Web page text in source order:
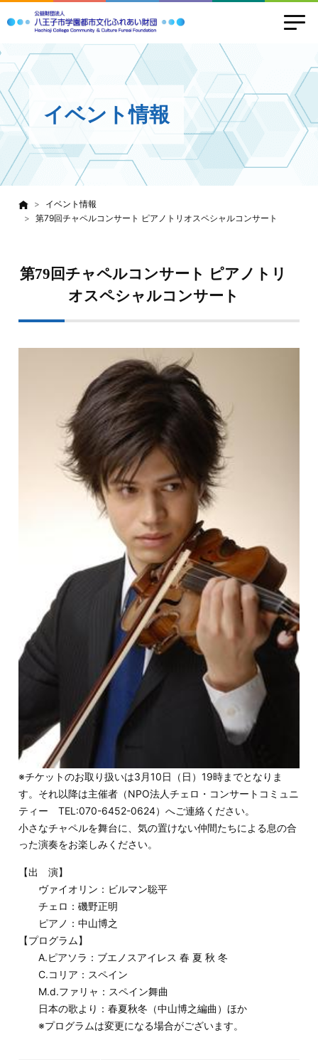
イベント情報
イベント情報
第79回チャペルコンサート ピアノトリオスペシャルコンサート
第79回チャペルコンサート ピアノトリ
オスペシャルコンサート
※チケットのお取り扱いは3月10日（日）19時までとなりま
す。それ以降は主催者（NPO法人チェロ・コンサートコミュニ
ティー TEL:070-6452-0624）へご連絡ください。
小さなチャペルを舞台に、気の置けない仲間たちによる息の合
った演奏をお楽しみください。
【出 演】
ヴァイオリン：ビルマン聡平
チェロ：磯野正明
ピアノ：中山博之
【プログラム】
A.ピアソラ：ブエノスアイレス 春 夏 秋 冬
C.コリア：スペイン
M.d.ファリャ：スペイン舞曲
日本の歌より：春夏秋冬（中山博之編曲）ほか
※プログラムは変更になる場合がございます。